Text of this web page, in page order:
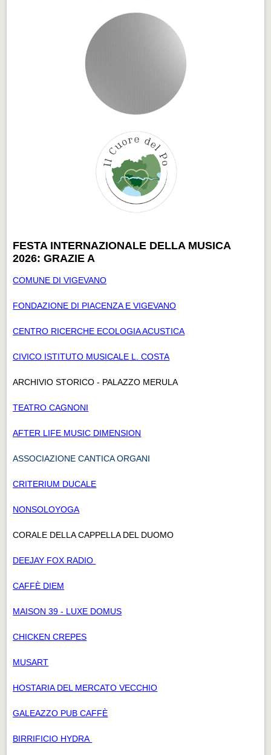
FESTA INTERNAZIONALE DELLA MUSICA
2026: GRAZIE A
COMUNE DI VIGEVANO
FONDAZIONE DI PIACENZA E VIGEVANO
CENTRO RICERCHE ECOLOGIA ACUSTICA
CIVICO ISTITUTO MUSICALE L. COSTA
ARCHIVIO STORICO - PALAZZO MERULA
TEATRO CAGNONI
AFTER LIFE MUSIC DIMENSION
ASSOCIAZIONE CANTICA ORGANI
CRITERIUM DUCALE
NONSOLOYOGA
CORALE DELLA CAPPELLA DEL DUOMO
DEEJAY FOX RADIO
CAFFÈ DIEM
MAISON 39 - LUXE DOMUS
CHICKEN CREPES
MUSART
HOSTARIA DEL MERCATO VECCHIO
GALEAZZO PUB CAFFÈ
BIRRIFICIO HYDRA